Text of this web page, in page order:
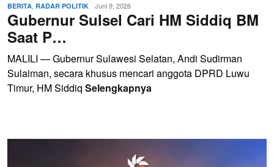
BERITA RADAR POLITIK Juni 9, 2026
Gubernur Sulsel Cari HM Siddiq BM
Saat P…
MALILI — Gubernur Sulawesi Selatan, Andi Sudirman
Sulaiman, secara khusus mencari anggota DPRD Luwu
Timur, HM Siddiq Selengkapnya